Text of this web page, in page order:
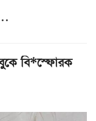
বি*স্ফোরক